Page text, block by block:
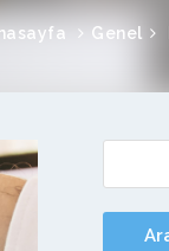
Genel